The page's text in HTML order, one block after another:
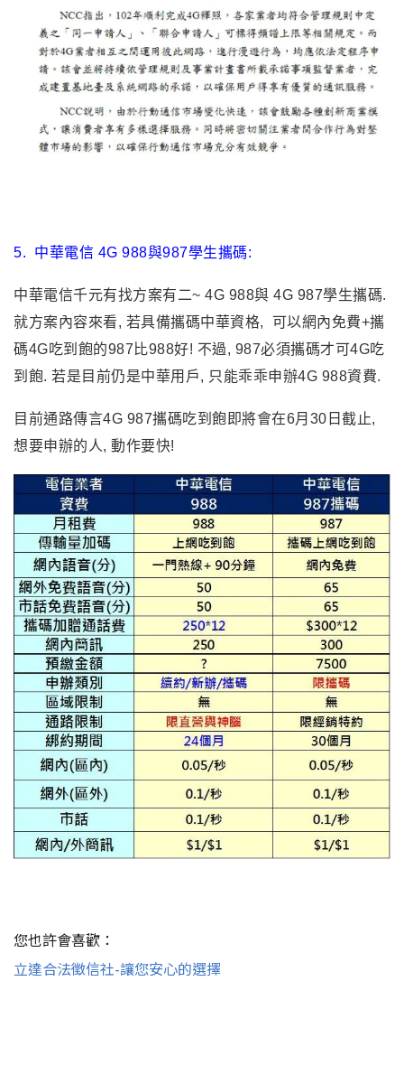
5. 中華電信 4G 988與987學生攜碼:
中華電信千元有找方案有二~ 4G 988與 4G 987學生攜碼.
就方案內容來看, 若具備攜碼中華資格, 可以網內免費+攜
碼4G吃到飽的987比988好! 不過, 987必須攜碼才可4G吃
到飽. 若是目前仍是中華用戶, 只能乖乖申辦4G 988資費.
目前通路傳言4G 987攜碼吃到飽即將會在6月30日截止,
想要申辦的人, 動作要快!
您也許會喜歡：
立達合法徵信社-讓您安心的選擇